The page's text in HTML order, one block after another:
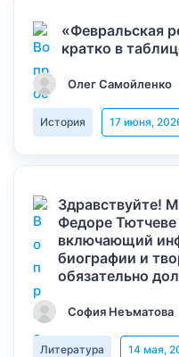
«Февральская
кратко в
Олег Самойленко
История 17 июня,
Здравствуйте!
Федоре
включающий
биографии и
обязательно
София Неъматова
Литература 14 мая,